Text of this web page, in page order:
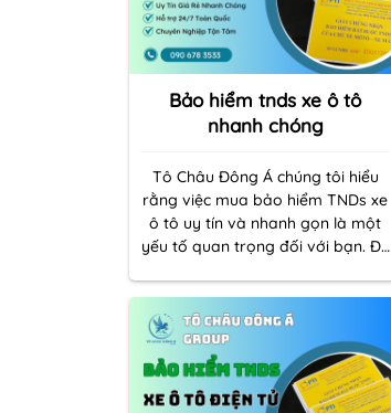
Bảo hiểm tnds xe ô tô
nhanh chóng
Tô Châu Đông Á chúng tôi hiểu
rằng việc mua bảo hiểm TNDs xe
ô tô uy tín và nhanh gọn là một
yếu tố quan trọng đối với bạn. Để
TNDS xe ô tô cấp tốc và thuận
tiện, chúng tôi cung cấp các dịch